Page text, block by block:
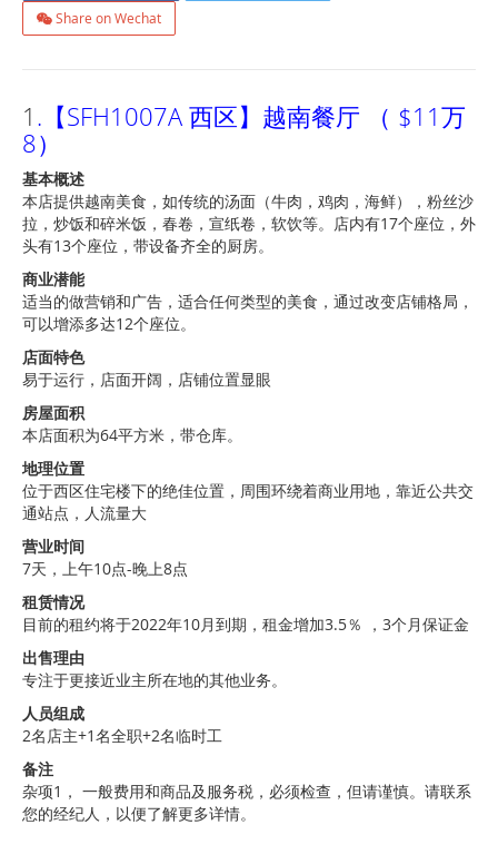
Share on Wechat
1 .【SFH1007A 西区】越南餐厅 （ $11万
8）
基本概述
本店提供越南美食，如传统的汤面（牛肉，鸡肉，海鲜），粉丝沙
拉，炒饭和碎米饭，春卷，宣纸卷，软饮等。店内有17个座位，外
头有13个座位，带设备齐全的厨房。
商业潜能
适当的做营销和广告，适合任何类型的美食，通过改变店铺格局，
可以增添多达12个座位。
店面特色
易于运行，店面开阔，店铺位置显眼
房屋面积
本店面积为64平方米，带仓库。
地理位置
位于西区住宅楼下的绝佳位置，周围环绕着商业用地，靠近公共交
通站点，人流量大
营业时间
7天，上午10点-晚上8点
租赁情况
目前的租约将于2022年10月到期，租金增加3.5％ ，3个月保证金
出售理由
专注于更接近业主所在地的其他业务。
人员组成
2名店主+1名全职+2名临时工
备注
杂项1， 一般费用和商品及服务税，必须检查，但请谨慎。请联系
您的经纪人，以便了解更多详情。